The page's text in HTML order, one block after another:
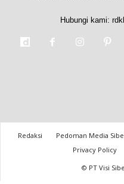
Hubungi kami:
Redaksi Pedoman Media
Privacy Policy
© PT Visi